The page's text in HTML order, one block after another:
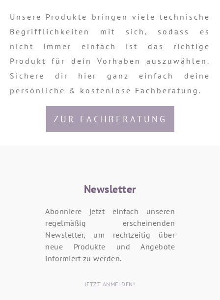
Unsere Produkte bringen viele technische
Begrifflichkeiten mit sich, sodass es
nicht immer einfach ist das richtige
Produkt für dein Vorhaben auszuwählen.
Sichere dir hier ganz einfach deine
persönliche & kostenlose Fachberatung.
ZUR FACHBERATUNG
Newsletter
Abonniere jetzt einfach unseren
regelmäßig erscheinenden
Newsletter, um rechtzeitig über
neue Produkte und Angebote
informiert zu werden.
JETZT ANMELDEN!